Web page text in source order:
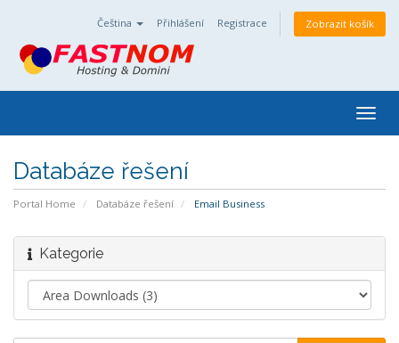
Čeština Přihlášení Registrace Zobrazit košík
Databáze řešení
Portal Home Databáze řešení Email Business
Kategorie